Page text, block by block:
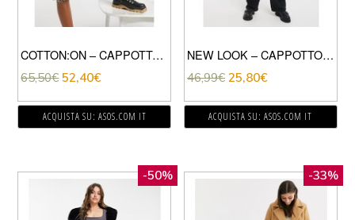
COTTON:ON – CAPPOTTO LUNGO A QUADRI-MULTICOLORE
65,50€ 52,40€
ACQUISTA SU: ASOS.COM IT
NEW LOOK – CAPPOTTO SARTORIALE ROSA
46,99€ 25,80€
ACQUISTA SU: ASOS.COM IT
-50% -33%